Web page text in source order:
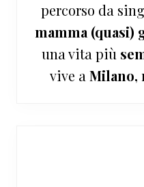
percorso da
mamma (quasi)
una vita più
vive a Milano,